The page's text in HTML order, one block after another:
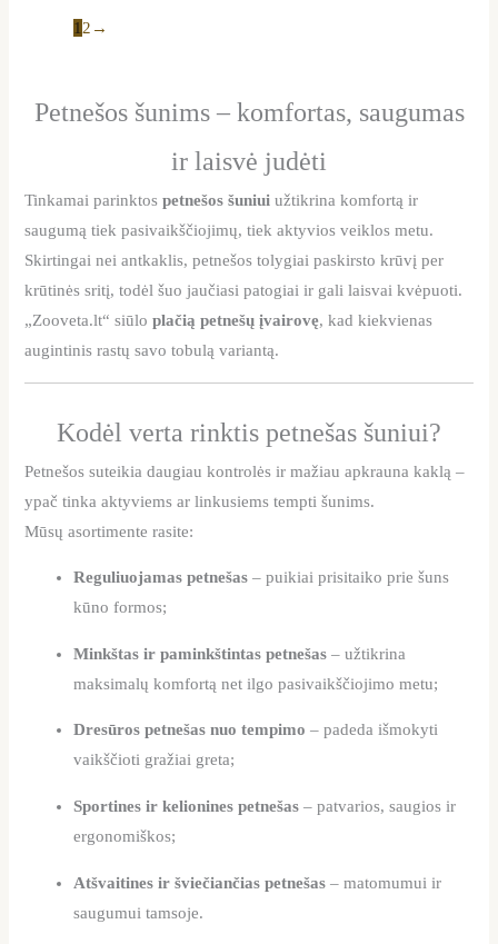
12 →
Petnešos šunims – komfortas, saugumas
ir laisvė judėti
Tinkamai parinktospetnešos šuniui užtikrina komfortą ir
saugumą tiek pasivaikščiojimų, tiek aktyvios veiklos metu.
Skirtingai nei antkaklis, petnešos tolygiai paskirsto krūvį per
krūtinės sritį, todėl šuo jaučiasi patogiai ir gali laisvai kvėpuoti.
„Zooveta.lt“ siūloplačią petnešų įvairovę, kad kiekvienas
augintinis rastų savo tobulą variantą.
Kodėl verta rinktis petnešas šuniui?
Petnešos suteikia daugiau kontrolės ir mažiau apkrauna kaklą –
ypač tinka aktyviems ar linkusiems tempti šunims.
Mūsų asortimente rasite:
Reguliuojamas petnešas – puikiai prisitaiko prie šuns
kūno formos;
Minkštas ir paminkštintas petnešas – užtikrina
maksimalų komfortą net ilgo pasivaikščiojimo metu;
Dresūros petnešas nuo tempimo – padeda išmokyti
vaikščioti gražiai greta;
Sportines ir kelionines petnešas – patvarios, saugios ir
ergonomiškos;
Atšvaitines ir šviečiančias petnešas – matomumui ir
saugumui tamsoje.